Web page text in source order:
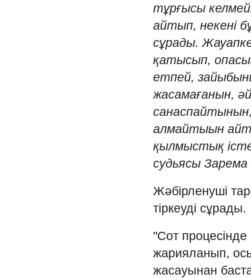
тұрғысы
айтып, некені
сұрады.
қатысып,
етпей,
жасамағанын,
алмайтыын
қылмыстық
судьясы
Жәбірленуші
тіркеуді сұрады.
"Сот
жарияланып,
жасауынан